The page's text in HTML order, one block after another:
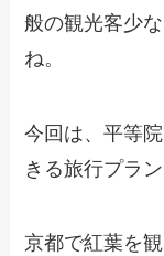
般の観光客少
ね。
今回は、平等
きる旅行プラ
京都で紅葉を